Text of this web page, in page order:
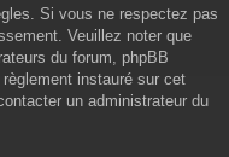
Si vous ne respectez pas
Veuillez noter que
du forum, phpBB
règlement instauré sur cet
un administrateur du